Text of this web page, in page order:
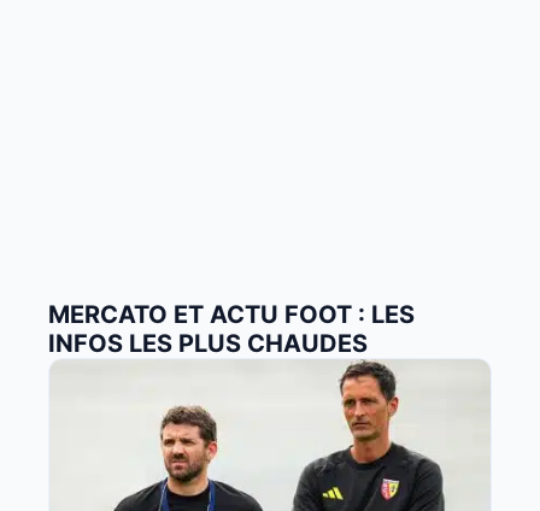
MERCATO ET ACTU FOOT : LES
INFOS LES PLUS CHAUDES